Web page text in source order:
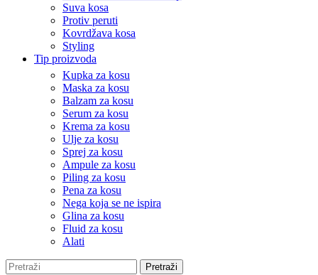
Suva kosa
Protiv peruti
Kovrdžava kosa
Styling
Tip proizvoda
Kupka za kosu
Maska za kosu
Balzam za kosu
Serum za kosu
Krema za kosu
Ulje za kosu
Sprej za kosu
Ampule za kosu
Piling za kosu
Pena za kosu
Nega koja se ne ispira
Glina za kosu
Fluid za kosu
Alati
Pretraži